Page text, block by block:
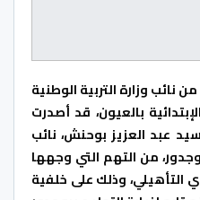
نائب وزارة التربية الوطنية
بالعيون، قد أصدرت
عبد العزيز بوحنش، نائب
من التهم التي وجهها
التأهيلي، وذلك على خلفية